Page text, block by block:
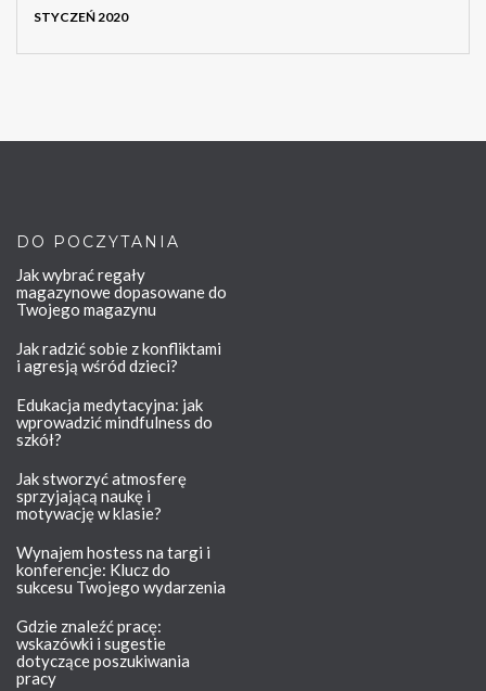
STYCZEŃ 2020
DO POCZYTANIA
Jak wybrać regały
magazynowe dopasowane do
Twojego magazynu
Jak radzić sobie z konfliktami
i agresją wśród dzieci?
Edukacja medytacyjna: jak
wprowadzić mindfulness do
szkół?
Jak stworzyć atmosferę
sprzyjającą naukę i
motywację w klasie?
Wynajem hostess na targi i
konferencje: Klucz do
sukcesu Twojego wydarzenia
Gdzie znaleźć pracę:
wskazówki i sugestie
dotyczące poszukiwania
pracy